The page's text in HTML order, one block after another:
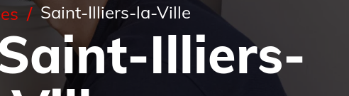
Saint-Illiers-la-Ville
Illiers-